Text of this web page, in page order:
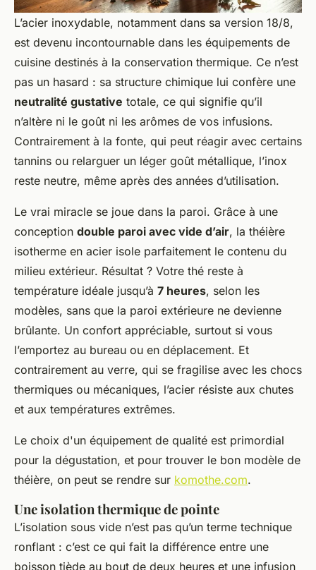
L’acier inoxydable, notamment dans sa version 18/8,
est devenu incontournable dans les équipements de
cuisine destinés à la conservation thermique. Ce n’est
pas un hasard : sa structure chimique lui confère une
neutralité gustative totale, ce qui signifie qu’il
n’altère ni le goût ni les arômes de vos infusions.
Contrairement à la fonte, qui peut réagir avec certains
tannins ou relarguer un léger goût métallique, l’inox
reste neutre, même après des années d’utilisation.
Le vrai miracle se joue dans la paroi. Grâce à une
conception double paroi avec vide d’air, la théière
isotherme en acier isole parfaitement le contenu du
milieu extérieur. Résultat ? Votre thé reste à
température idéale jusqu’à 7 heures, selon les
modèles, sans que la paroi extérieure ne devienne
brûlante. Un confort appréciable, surtout si vous
l’emportez au bureau ou en déplacement. Et
contrairement au verre, qui se fragilise avec les chocs
thermiques ou mécaniques, l’acier résiste aux chutes
et aux températures extrêmes.
Le choix d'un équipement de qualité est primordial
pour la dégustation, et pour trouver le bon modèle de
théière, on peut se rendre sur komothe.com.
Une isolation thermique de pointe
L’isolation sous vide n’est pas qu’un terme technique
ronflant : c’est ce qui fait la différence entre une
boisson tiède au bout de deux heures et une infusion